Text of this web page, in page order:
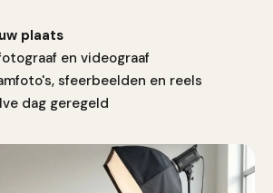
plaats
en videograaf
sfeerbeelden en reels
dag geregeld